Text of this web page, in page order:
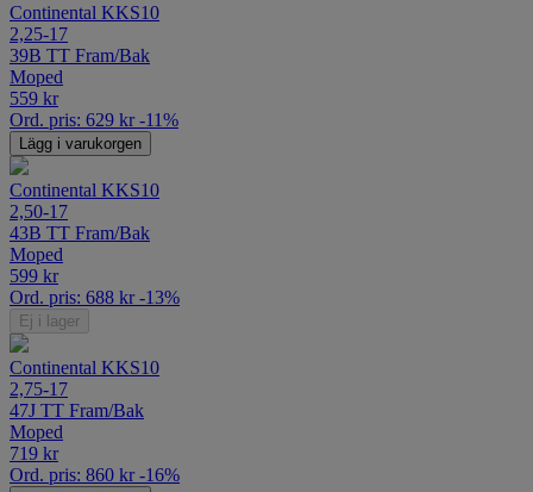
Continental KKS10
2,25-17
39B TT Fram/Bak
Moped
559 kr
Ord. pris: 629 kr -11%
Lägg i varukorgen
Continental KKS10
2,50-17
43B TT Fram/Bak
Moped
599 kr
Ord. pris: 688 kr -13%
Ej i lager
Continental KKS10
2,75-17
47J TT Fram/Bak
Moped
719 kr
Ord. pris: 860 kr -16%